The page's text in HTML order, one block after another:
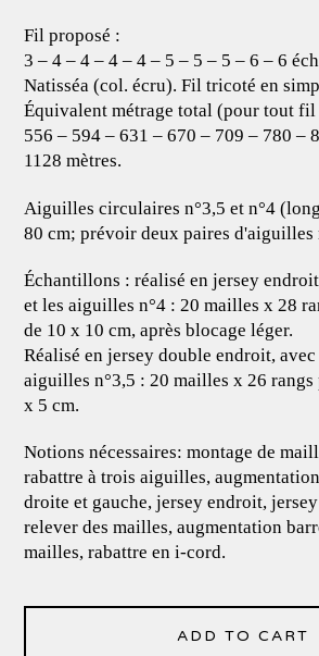
Fil proposé :
3 – 4 – 4 – 4 – 4 – 5 – 5 – 5 – 6 – 6
Natisséa (col. écru). Fil tricoté en
Équivalent métrage total (pour tout fil
556 – 594 – 631 – 670 – 709 – 780 –
1128 mètres.
Aiguilles circulaires n°3,5 et n°4
80 cm; prévoir deux paires d'aiguilles
Échantillons : réalisé en jersey
et les aiguilles n°4 : 20 mailles x 28
de 10 x 10 cm, après blocage léger.
Réalisé en jersey double endroit,
aiguilles n°3,5 : 20 mailles x 26 rangs
x 5 cm.
Notions nécessaires: montage de
rabattre à trois aiguilles,
droite et gauche, jersey endroit,
relever des mailles, augmentation
mailles, rabattre en i-cord.
ADD TO CART